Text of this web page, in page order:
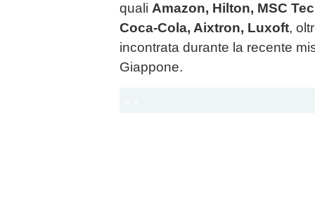
quali Amazon, Hilton, MSC
Coca-Cola, Aixtron, Luxoft,
incontrata durante la recente
Giappone.